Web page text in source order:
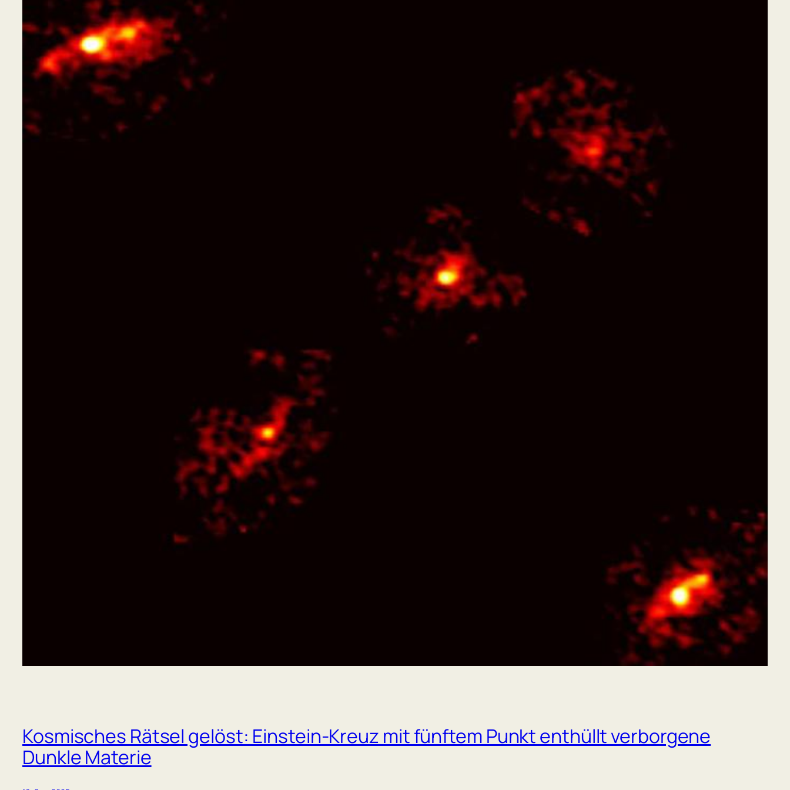
Kosmisches Rätsel gelöst: Einstein-Kreuz mit fünftem Punkt enthüllt verborgene
Dunkle Materie